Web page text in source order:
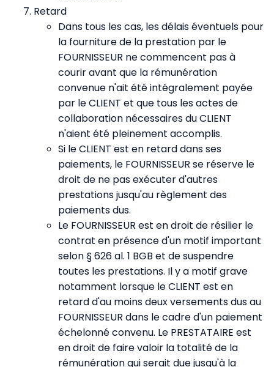
Retard
Dans tous les cas, les délais éventuels pour
la fourniture de la prestation par le
FOURNISSEUR ne commencent pas à
courir avant que la rémunération
convenue n'ait été intégralement payée
par le CLIENT et que tous les actes de
collaboration nécessaires du CLIENT
n'aient été pleinement accomplis.
Si le CLIENT est en retard dans ses
paiements, le FOURNISSEUR se réserve le
droit de ne pas exécuter d'autres
prestations jusqu'au règlement des
paiements dus.
Le FOURNISSEUR est en droit de résilier le
contrat en présence d'un motif important
selon § 626 al. 1 BGB et de suspendre
toutes les prestations. Il y a motif grave
notamment lorsque le CLIENT est en
retard d'au moins deux versements dus au
FOURNISSEUR dans le cadre d'un paiement
échelonné convenu. Le PRESTATAIRE est
en droit de faire valoir la totalité de la
rémunération qui serait due jusqu'à la